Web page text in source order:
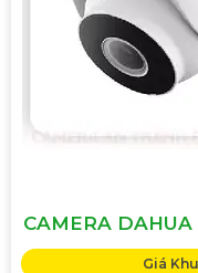
CAMERA
Giá